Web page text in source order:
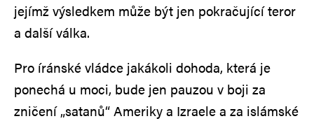
jejímž výsledkem může být jen pokračující teror
a další válka.
Pro íránské vládce jakákoli dohoda, která je
ponechá u moci, bude jen pauzou v boji za
zničení „satanů“ Ameriky a Izraele a za islámské